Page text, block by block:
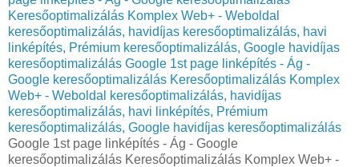
Keresőoptimalizálás Komplex Web+ - Weboldal
keresőoptimalizálás, havidíjas keresőoptimalizálás, havi
linképítés, Prémium keresőoptimalizálás, Google havidíjas
keresőoptimalizálás Google 1st page linképítés - Ág -
Google keresőoptimalizálás Keresőoptimalizálás Komplex
Web+ - Weboldal keresőoptimalizálás, havidíjas
keresőoptimalizálás, havi linképítés, Prémium
keresőoptimalizálás, Google havidíjas keresőoptimalizálás
Google 1st page linképítés - Ág - Google
keresőoptimalizálás Keresőoptimalizálás Komplex Web+ -